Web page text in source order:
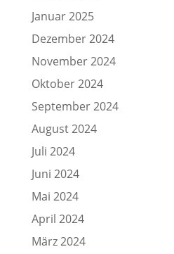
Januar 2025
Dezember 2024
November 2024
Oktober 2024
September 2024
August 2024
Juli 2024
Juni 2024
Mai 2024
April 2024
März 2024